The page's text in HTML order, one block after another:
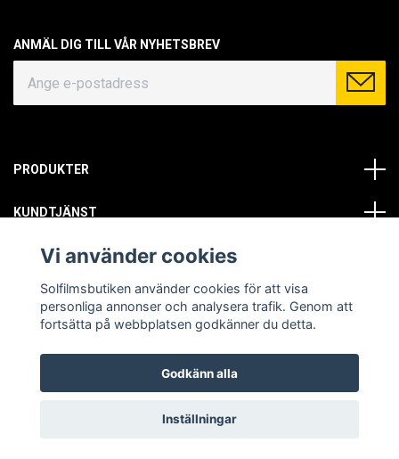
ANMÄL DIG TILL VÅR NYHETSBREV
PRODUKTER
KUNDTJÄNST
OM OSS
SOCIALA MEDIER
© Copyright 2026 Solfilmsbutiken. All rights reserved.
Vi använder cookies
Solfilmsbutiken använder cookies för att visa
personliga annonser och analysera trafik. Genom att
fortsätta på webbplatsen godkänner du detta.
Godkänn alla
Inställningar